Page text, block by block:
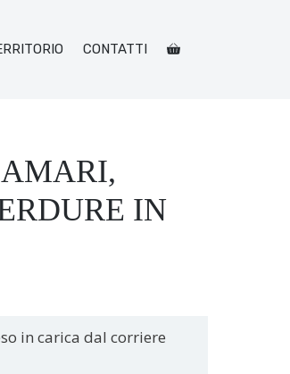
CONTATTI
IN
in carica dal corriere